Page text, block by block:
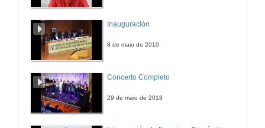
Presentación de Marcos Gallego
Inauguración
8 de maio de 2010
Concerto Completo
29 de maio de 2018